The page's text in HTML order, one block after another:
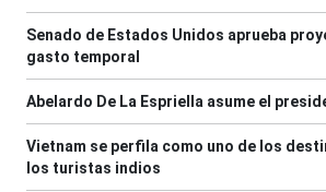
Senado de Estados Unidos aprueba
gasto temporal
Abelardo De La Espriella asume el
Vietnam se perfila como uno de los
los turistas indios